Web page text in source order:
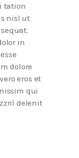
tation
nisl ut
in
dolore
eros et
qui
delenit